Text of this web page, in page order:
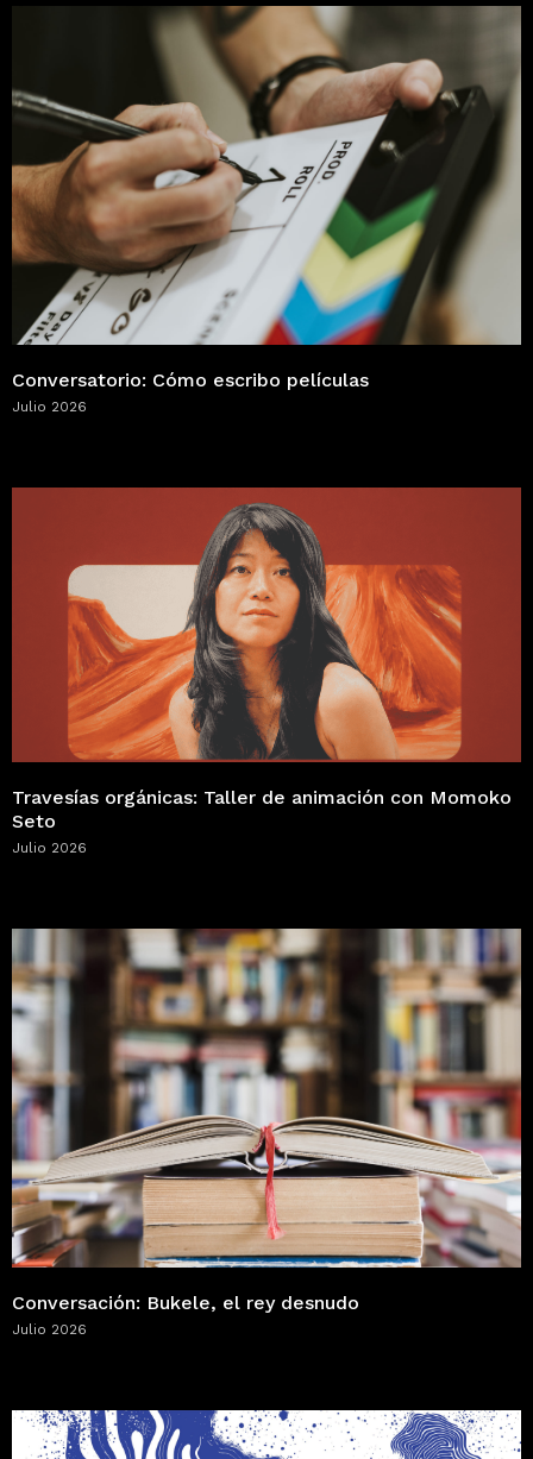
Conversatorio: Cómo escribo películas
Julio 2026
Travesías orgánicas: Taller de animación con Momoko
Seto
Julio 2026
Conversación: Bukele, el rey desnudo
Julio 2026